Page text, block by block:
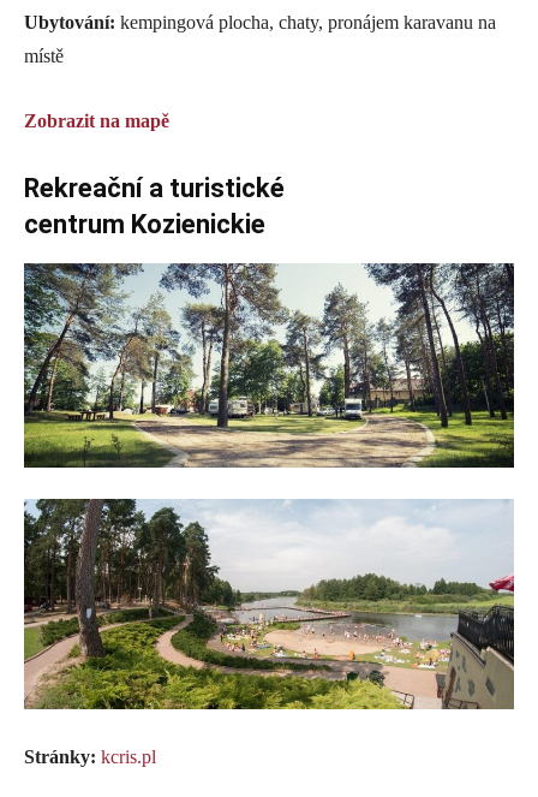
Ubytování: kempingová plocha, chaty, pronájem karavanu na
místě
Zobrazit na mapě
Rekreační a turistické
centrum Kozienickie
Stránky: kcris.pl